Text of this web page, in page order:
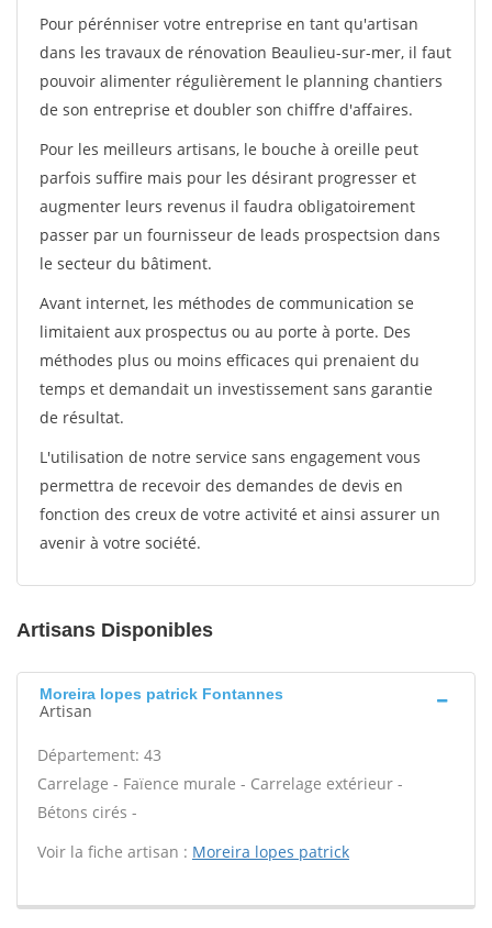
Pour pérénniser votre entreprise en tant qu'artisan
dans les travaux de rénovation Beaulieu-sur-mer, il faut
pouvoir alimenter régulièrement le planning chantiers
de son entreprise et doubler son chiffre d'affaires.
Pour les meilleurs artisans, le bouche à oreille peut
parfois suffire mais pour les désirant progresser et
augmenter leurs revenus il faudra obligatoirement
passer par un fournisseur de leads prospectsion dans
le secteur du bâtiment.
Avant internet, les méthodes de communication se
limitaient aux prospectus ou au porte à porte. Des
méthodes plus ou moins efficaces qui prenaient du
temps et demandait un investissement sans garantie
de résultat.
L'utilisation de notre service sans engagement vous
permettra de recevoir des demandes de devis en
fonction des creux de votre activité et ainsi assurer un
avenir à votre société.
Artisans Disponibles
Moreira lopes patrick Fontannes
Artisan
Département: 43
Carrelage - Faïence murale - Carrelage extérieur -
Bétons cirés -
Voir la fiche artisan : Moreira lopes patrick